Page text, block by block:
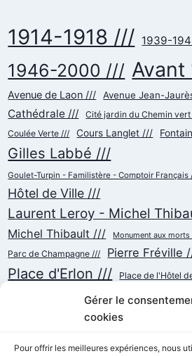
Gérer le
cookies
Pour offrir les meilleures expériences, nous
1914-1918 /// 1939-
1946-2000 /// Avant
Avenue de Laon /// Avenue Jean-
Cathédrale /// Cité jardin du Chemin
Coulée Verte /// Cours Langlet ///
Gilles Labbé ///
Goulet-Turpin - Familistère - Comptoir Français
Hôtel de Ville ///
Laurent Leroy - Michel
Michel Thibault /// Monument aux
Parc de Champagne /// Pierre Fréville
Place d'Erlon /// Place de l'Hôtel
Place de la République /// Place du Cardinal
Place du Forum/des Marchés ///